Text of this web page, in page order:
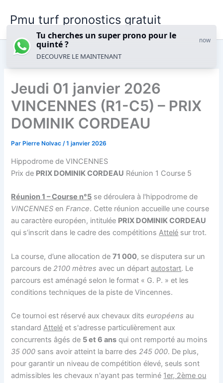
Pmu turf pronostics gratuit
Jeudi 01 janvier 2026
VINCENNES (R1-C5) – PRIX
DOMINIK CORDEAU
Par Pierre Nolvac/1 janvier 2026
Hippodrome de VINCENNES
Prix de PRIX DOMINIK CORDEAU Réunion 1 Course 5
Réunion 1 – Course n°5 se déroulera à l'hippodrome de
VINCENNES enFrance. Cette réunion accueille une course
au caractère européen, intitulée PRIX DOMINIK CORDEAU
qui s’inscrit dans le cadre des compétitionsAttelé sur trot.
La course, d’une allocation de71 000, se disputera sur un
parcours de 2100 mètres avec un départautostart. Le
parcours est aménagé selon le format « G. P. » et les
conditions techniques de la piste de Vincennes.
Ce tournoi est réservé aux chevaux ditseuropéens au
standardAttelé et s'adresse particulièrement aux
concurrents âgés de 5 et 6 ans qui ont remporté au moins
35 000 sans avoir atteint la barre des245 000. De plus,
pour garantir un niveau de compétition élevé, seuls sont
admissibles les chevaux n'ayant pas terminé 1er, 2ème ou
Tu cherches un super prono pour le
quinté ?
now
DECOUVRE LE MAINTENANT